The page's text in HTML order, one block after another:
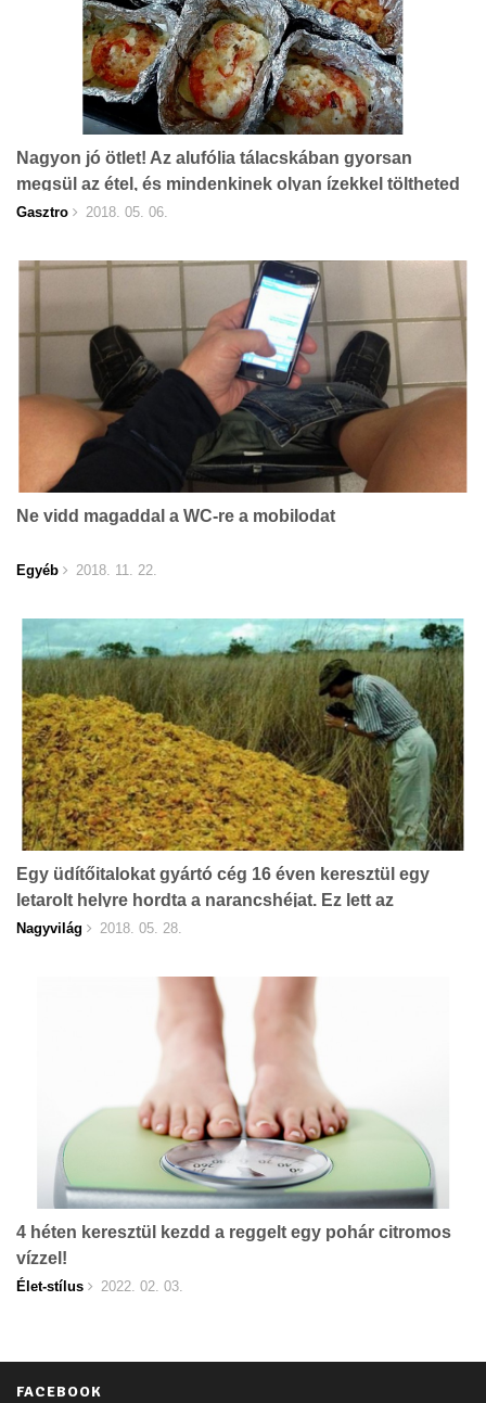
Nagyon jó ötlet! Az alufólia tálacskában gyorsan
megsül az étel, és mindenkinek olyan ízekkel töltheted
meg, amit a legjobban szeret!
Gasztro 2018. 05. 06.
Ne vidd magaddal a WC-re a mobilodat
Egyéb 2018. 11. 22.
Egy üdítőitalokat gyártó cég 16 éven keresztül egy
letarolt helyre hordta a narancshéjat. Ez lett az
eredménye!
Nagyvilág 2018. 05. 28.
4 héten keresztül kezdd a reggelt egy pohár citromos
vízzel!
Élet-stílus 2022. 02. 03.
FACEBOOK